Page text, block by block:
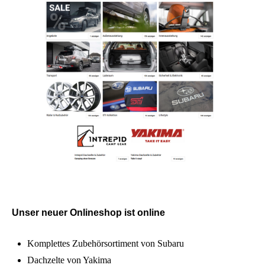
Unser neuer Onlineshop ist online
Komplettes Zubehörsortiment von Subaru
Dachzelte von Yakima